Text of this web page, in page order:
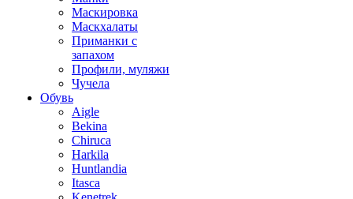
Маскировка
Маскхалаты
Приманки с
запахом
Профили, муляжи
Чучела
Обувь
Aigle
Bekina
Chiruсa
Harkila
Huntlandia
Itasca